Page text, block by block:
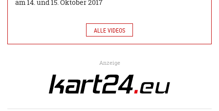
am 14. und 15. Oktober 2017
ALLE VIDEOS
Anzeige